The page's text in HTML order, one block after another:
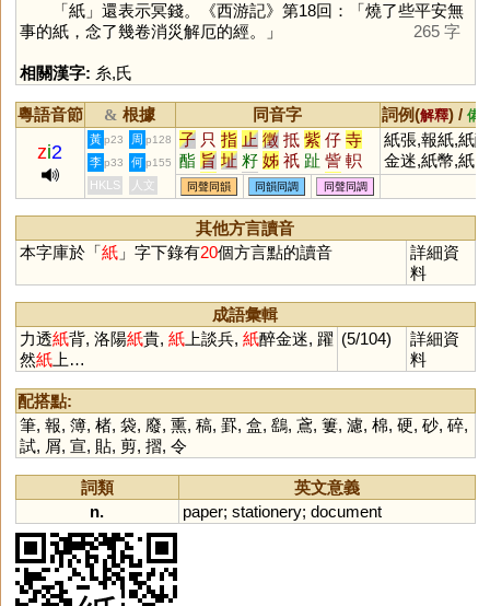
「紙」還表示冥錢。《西游記》第18回：「燒了些平安無
事的紙，念了幾卷消災解厄的經。」
265 字
相關漢字: 糸,氏
粵語音節 & 根據 同音字 詞例(解釋) / 備
zi2
黃 p23 周 p128 子 只 指 止 徵 抵 紫 仔 寺
酯 旨 址 籽 姊 祇 趾 訾 軹
梓 祗 咫 祉 芷 滓 砥 秭 沚
耔 茞 茈 坁 黹 秖 厎 扺 芓
泲 呰 恉 胏 疻 笫 訿 畤 阯
坻 鮨 栺 汦 淽 吇 杍 矷 藢
釨 枳 衹
紙張,報紙,紙醉
金迷,紙幣,紙
袋,紙盒,紙條,
紙屑,紙鳶,紙
牌,紙老虎,白
紙,蠟紙,卡紙,
羊皮紙,貼紙,廢
紙,力透紙背,面
如金紙,洛陽紙
貴
李 p33 何 p155
HKLS 人文 同聲同韻 同韻同調 同聲同調
其他方言讀音
本字庫於「紙」字下錄有20個方言點的讀音
詳細資
料
成語彙輯
力透紙背, 洛陽紙貴, 紙上談兵, 紙醉金迷, 躍
然紙上…
(5/104)
詳細資
料
配搭點:
筆, 報, 簿, 楮, 袋, 廢, 熏, 稿, 罫, 盒, 鷂, 鳶, 簍, 濾, 棉, 硬, 砂, 碎,
試, 屑, 宣, 貼, 剪, 摺, 令
詞類
英文意義
n.
paper; stationery; document